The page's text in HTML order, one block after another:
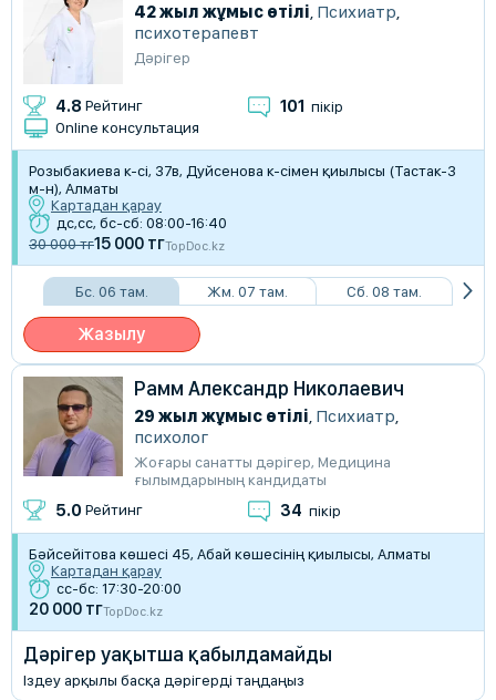
42 жыл жұмыс өтілі, Психиатр,
психотерапевт
Дәрігер
4.8 Рейтинг 101 пікір
Online консультация
Розыбакиева к-сі, 37в, Дуйсенова к-сімен қиылысы (Тастак-3
м-н), Алматы
Картадан қарау
дс,сс, бс-сб: 08:00-16:40
30 000 тг15 000 тгTopDoc.kz
Бс. 06 там. Жм. 07 там. Сб. 08 там.
Жазылу
Рамм Александр Николаевич
29 жыл жұмыс өтілі Психиатр
психолог
Жоғары санатты дәрігер, Медицина
ғылымдарының кандидаты
5.0 Рейтинг 34 пікір
Бәйсейітова көшесі 45, Абай көшесінің қиылысы, Алматы
Картадан қарау
сс-бс: 17:30-20:00
20 000 тгTopDoc.kz
Дәрігер уақытша қабылдамайды
Іздеу арқылы басқа дәрігерді таңдаңыз